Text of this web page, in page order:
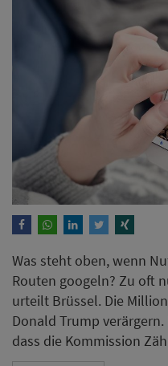
Was steht oben, wenn
Routen googeln? Zu oft
urteilt Brüssel. Die
Donald Trump
dass die Kommission